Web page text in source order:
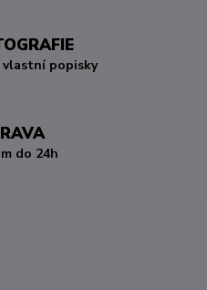
vlastní popisky
do 24h